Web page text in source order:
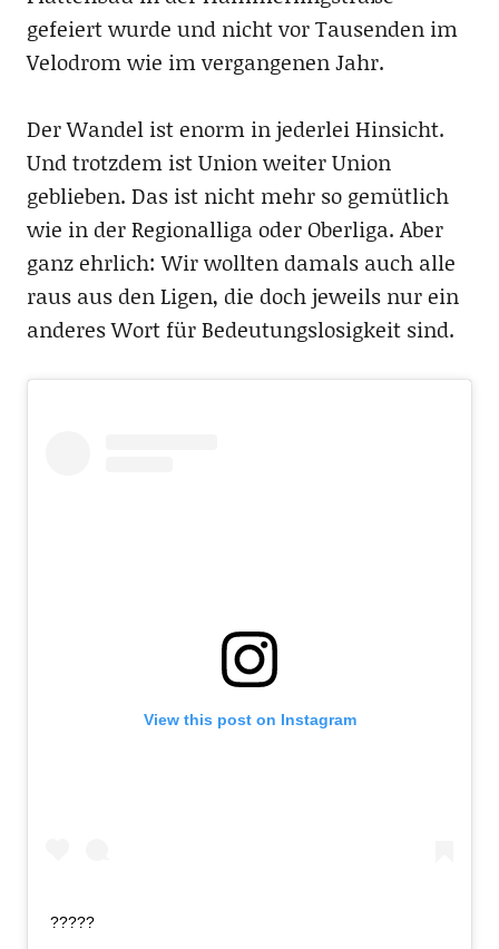
gefeiert wurde und nicht vor Tausenden im
Velodrom wie im vergangenen Jahr.
Der Wandel ist enorm in jederlei Hinsicht.
Und trotzdem ist Union weiter Union
geblieben. Das ist nicht mehr so gemütlich
wie in der Regionalliga oder Oberliga. Aber
ganz ehrlich: Wir wollten damals auch alle
raus aus den Ligen, die doch jeweils nur ein
anderes Wort für Bedeutungslosigkeit sind.
View this post on Instagram
?????